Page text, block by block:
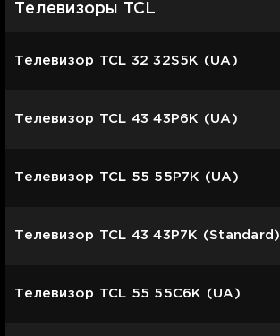
Телевизоры TCL
Телевизор TCL 32 32S5K (UA)
Телевизор TCL 43 43P6K (UA)
Телевизор TCL 55 55P7K (UA)
Телевизор TCL 43 43P7K (Standard)
Телевизор TCL 55 55C6K (UA)